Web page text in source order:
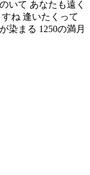
いて あなたも遠く
ね 逢いたくって
染まる 1250の満月